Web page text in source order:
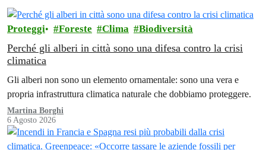
Proteggi Foreste Clima Biodiversità
Perché gli alberi in città sono una difesa contro la crisi
climatica
Gli alberi non sono un elemento ornamentale: sono una vera e
propria infrastruttura climatica naturale che dobbiamo proteggere.
Martina Borghi
6 Agosto 2026